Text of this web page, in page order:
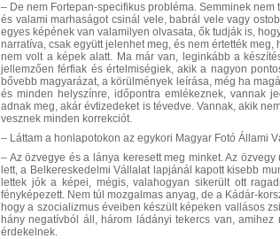
– De nem Fortepan-specifikus probléma. Semminek
és valami marhaságot csinál vele, babrál vele vagy
egyes képének van valamilyen olvasata, ők tudják is,
narratíva, csak együtt jelenhet meg, és nem értették
nem volt a képek alatt. Ma már van, leginkább a
jellemzően férfiak és értelmiségiek, akik a nagyon
bővebb magyarázat, a körülmények leírása, még ha
és minden helyszínre, időpontra emlékeznek, vannak
adnak meg, akár évtizedeket is tévedve. Vannak, akik
vesznek minden korrekciót.
– Láttam a honlapotokon az egykori Magyar Fotó Állami
– Az özvegye és a lánya keresett meg minket. Az
lett, a Belkereskedelmi Vállalat lapjánál kapott kisebb
lettek jók a képei, mégis, valahogyan sikerült ott
fényképezett. Nem túl mozgalmas anyag, de a Kádár-
hogy a szocializmus éveiben készült képeken vallásos
hány negatívból áll, három ládányi tekercs van,
érdekelnek.